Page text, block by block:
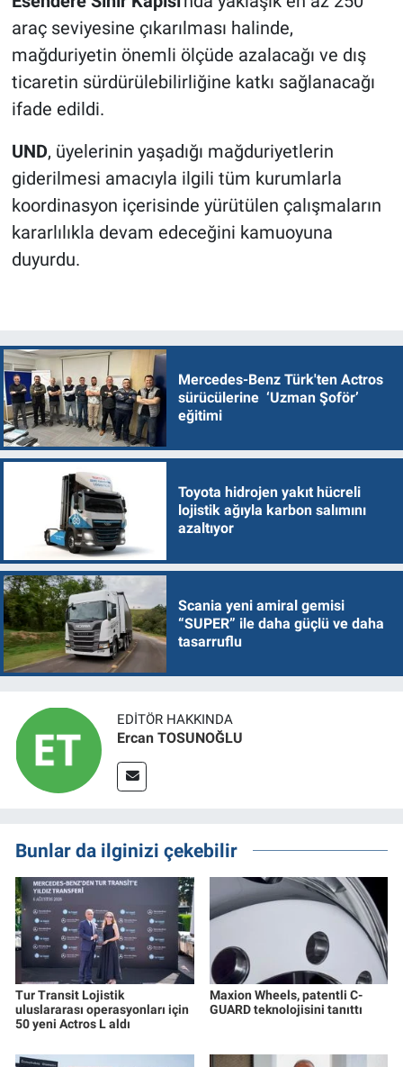
araç seviyesine çıkarılması halinde,
mağduriyetin önemli ölçüde azalacağı ve dış
ticaretin sürdürülebilirliğine katkı sağlanacağı
ifade edildi.
UND, üyelerinin yaşadığı mağduriyetlerin
giderilmesi amacıyla ilgili tüm kurumlarla
koordinasyon içerisinde yürütülen çalışmaların
kararlılıkla devam edeceğini kamuoyuna
duyurdu.
Mercedes-Benz Türk'ten Actros
sürücülerine ‘Uzman Şoför’
eğitimi
Toyota hidrojen yakıt hücreli
lojistik ağıyla karbon salımını
azaltıyor
Scania yeni amiral gemisi
“SUPER” ile daha güçlü ve daha
tasarruflu
EDITÖR HAKKINDA
Ercan TOSUNOĞLU
Bunlar da ilginizi çekebilir
Tur Transit Lojistik
uluslararası operasyonları için
50 yeni Actros L aldı
Maxion Wheels, patentli C-
GUARD teknolojisini tanıttı